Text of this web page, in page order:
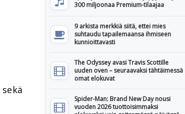
sekä
300 miljoonaa Premium-tilaajaa
9 arkista merkkiä siitä, ettei mies
suhtaudu tapailemaansa ihmiseen
kunnioittavasti
The Odyssey avasi Travis Scottille
uuden oven – seuraavaksi tähtäimessä
omat elokuvat
Spider-Man: Brand New Day nousi
vuoden 2026 tuottoisimmaksi